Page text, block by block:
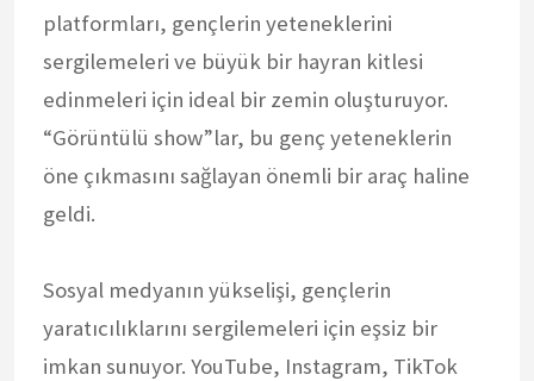
platformları, gençlerin yeteneklerini
sergilemeleri ve büyük bir hayran kitlesi
edinmeleri için ideal bir zemin oluşturuyor.
“Görüntülü show”lar, bu genç yeteneklerin
öne çıkmasını sağlayan önemli bir araç haline
geldi.
Sosyal medyanın yükselişi, gençlerin
yaratıcılıklarını sergilemeleri için eşsiz bir
imkan sunuyor. YouTube, Instagram, TikTok